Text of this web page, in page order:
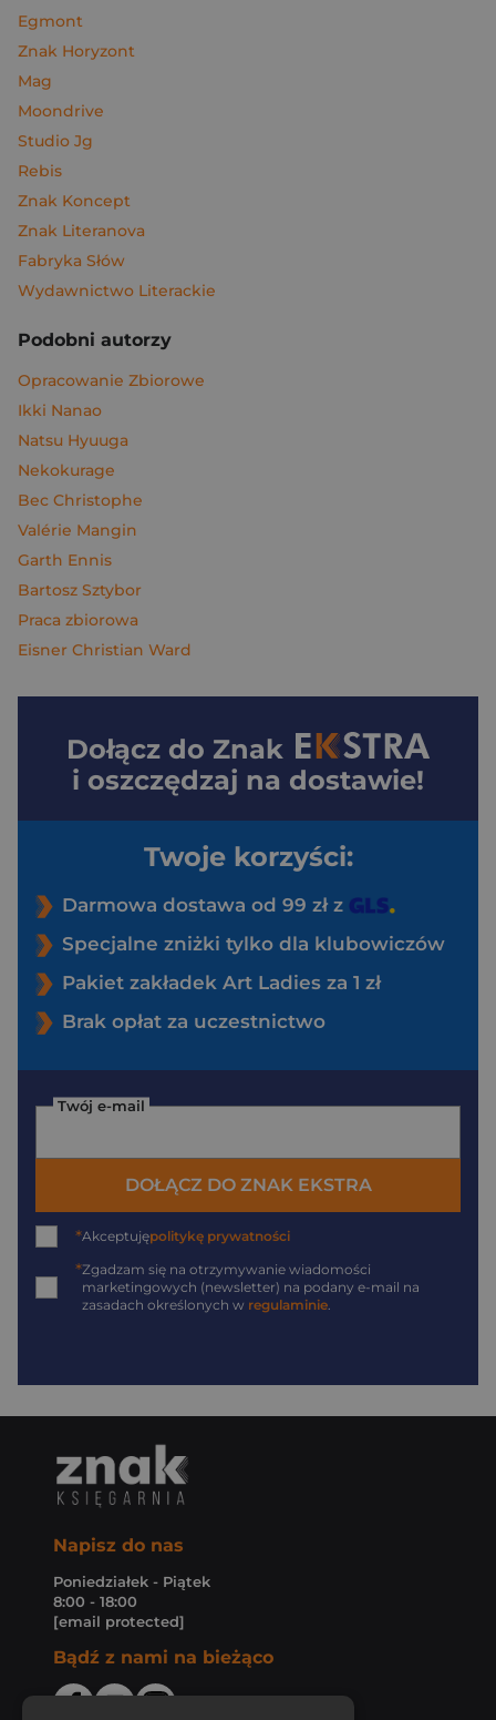
Egmont
Znak Horyzont
Mag
Moondrive
Studio Jg
Rebis
Znak Koncept
Znak Literanova
Fabryka Słów
Wydawnictwo Literackie
Podobni autorzy
Opracowanie Zbiorowe
Ikki Nanao
Natsu Hyuuga
Nekokurage
Bec Christophe
Valérie Mangin
Garth Ennis
Bartosz Sztybor
Praca zbiorowa
Eisner Christian Ward
Dołącz do Znak
i oszczędzaj na dostawie!
Twoje korzyści:
Darmowa dostawa od 99 zł z
Specjalne zniżki tylko dla klubowiczów
Pakiet zakładek Art Ladies za 1 zł
Brak opłat za uczestnictwo
Twój e-mail
DOŁĄCZ DO ZNAK EKSTRA
*Akceptujępolitykę prywatności
*Zgadzam się na otrzymywanie wiadomości
marketingowych (newsletter) na podany e-mail na
zasadach określonych w regulaminie.
Napisz do nas
Poniedziałek - Piątek
8:00 - 18:00
[email protected]
Bądź z nami na bieżąco